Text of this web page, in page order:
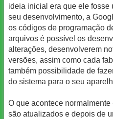
ideia inicial era que ele fosse
seu desenvolvimento, a
os códigos de programação
arquivos é possível os
alterações, desenvolverem
versões, assim como cada
também possibilidade de
do sistema para o seu
O que acontece
são atualizados e depois de